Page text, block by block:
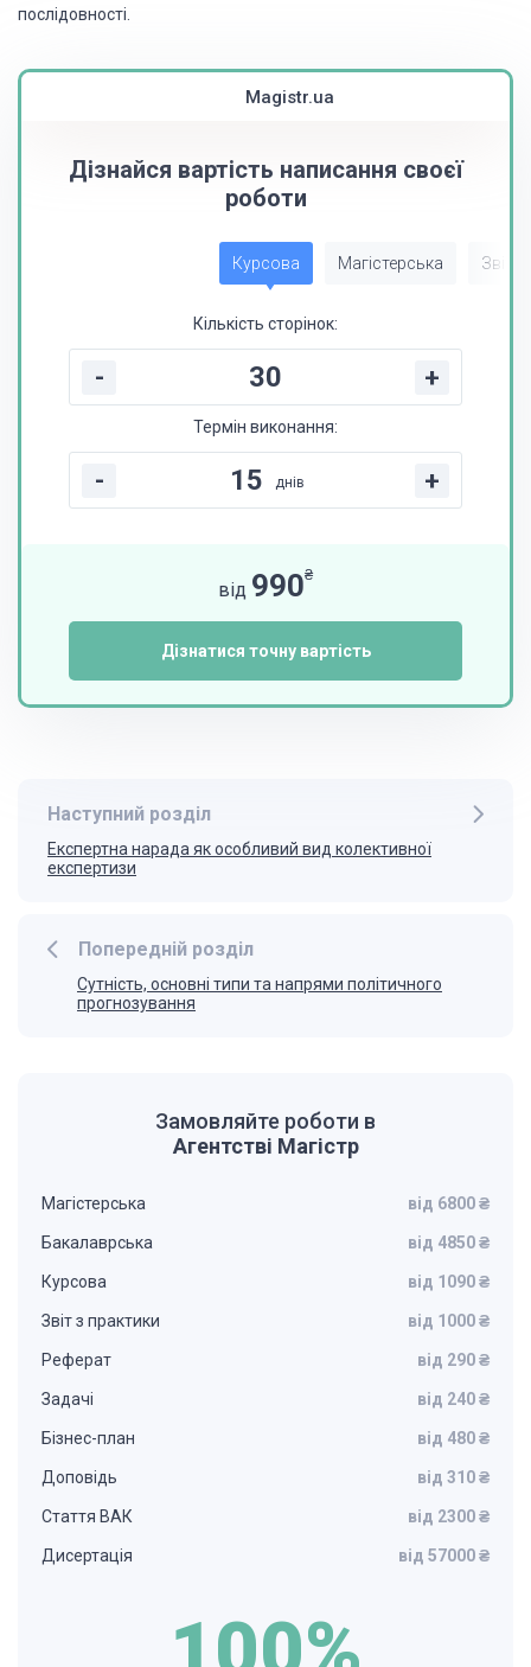
послідовності.
Magistr.ua
Дізнайся вартість написання своєї
роботи
Курсова Магістерська Звіт
Кількість сторінок:
- +
Термін виконання:
- днів +
від 990₴
Дізнатися точну вартість
Попередній розділ
Сутність, основні типи та напрями політичного
прогнозування
Наступний розділ
Експертна нарада як особливий вид колективної
експертизи
Замовляйте роботи в
Агентстві Магістр
Магістерська від 6800 ₴
Бакалаврська від 4850 ₴
Курсова від 1090 ₴
Звіт з практики від 1000 ₴
Реферат від 290 ₴
Задачі від 240 ₴
Бізнес-план від 480 ₴
Доповідь від 310 ₴
Стаття ВАК від 2300 ₴
Дисертація від 57000 ₴